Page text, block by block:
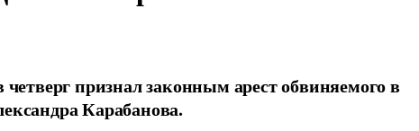
признал законным арест обвиняемого в
Карабанова.